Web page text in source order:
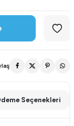
Seçenekleri